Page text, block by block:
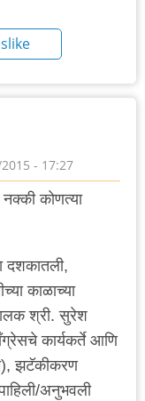
- 17:27
नक्की कोणत्या
दशकातली,
काळाच्या
श्री. सुरेश
कार्यकर्ते आणि
झटॅकीकरण
पाहिली/अनुभवली